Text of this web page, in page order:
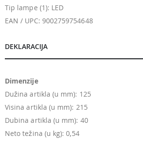
Tip lampe (1): LED
EAN / UPC: 9002759754648
DEKLARACIJA
Dimenzije
Dužina artikla (u mm): 125
Visina artikla (u mm): 215
Dubina artikla (u mm): 40
Neto težina (u kg): 0,54